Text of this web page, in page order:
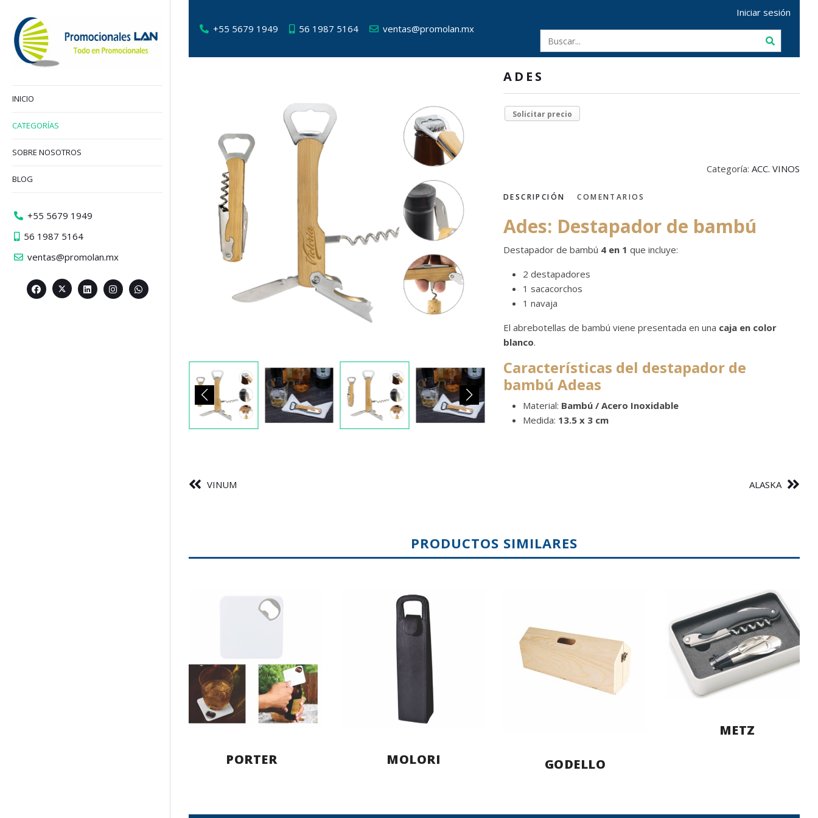
+55 5679 1949 56 1987 5164 ventas@promolan.mx
Iniciar sesión
ADES
Solicitar precio
Categoría: ACC. VINOS
DESCRIPCIÓN COMENTARIOS
Ades: Destapador de bambú
Destapador de bambú 4 en 1 que incluye:
2 destapadores
1 sacacorchos
1 navaja
El abrebotellas de bambú viene presentada en una caja en color
blanco.
Características del destapador de
bambú Adeas
Material: Bambú / Acero Inoxidable
Medida: 13.5 x 3 cm
VINUM ALASKA
PRODUCTOS SIMILARES
PORTER MOLORI GODELLO
METZ
INICIO
CATEGORÍAS
SOBRE NOSOTROS
BLOG
+55 5679 1949
56 1987 5164
ventas@promolan.mx